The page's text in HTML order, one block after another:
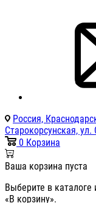
Россия,
Старокорсунская,
0 Корзина
Ваша корзина пуста
Выберите в
«В корзину».